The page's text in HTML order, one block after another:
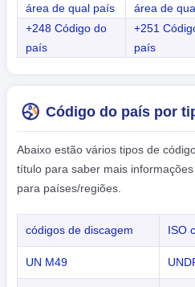
área de qual país
área de
+248 Código do
país
+251
país
Código do país por
Abaixo estão vários tipos de
título para saber mais
para países/regiões.
códigos de discagem ISO
UN M49